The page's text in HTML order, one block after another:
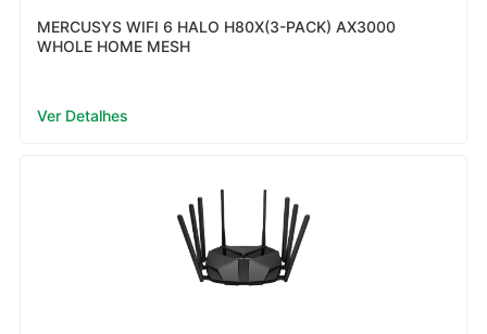
MERCUSYS WIFI 6 HALO H80X(3-PACK) AX3000
WHOLE HOME MESH
Ver Detalhes